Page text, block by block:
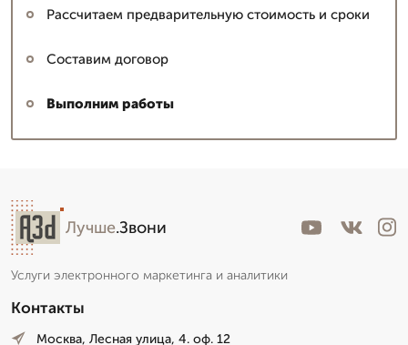
Рассчитаем предварительную стоимость и сроки
Составим договор
Выполним работы
Лучше.Звони
Услуги электронного маркетинга и аналитики
Контакты
Москва, Лесная улица, 4. оф. 12